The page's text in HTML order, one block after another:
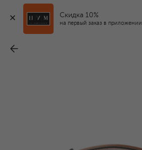
Скидка 10%
на первый заказ в приложении